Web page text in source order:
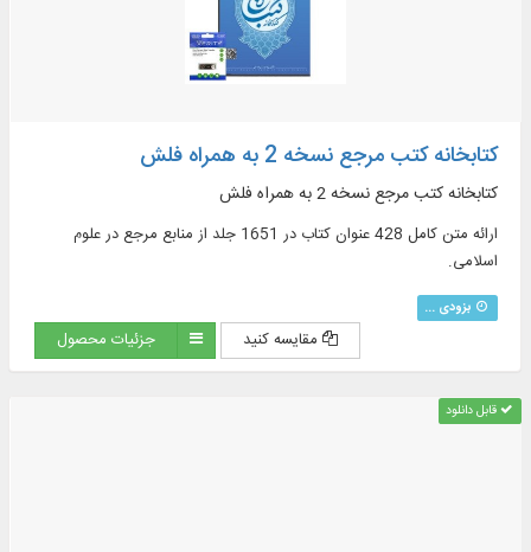
کتابخانه کتب مرجع نسخه 2 به همراه فلش
کتابخانه کتب مرجع نسخه 2 به همراه فلش
ارائه متن کامل 428 عنوان کتاب در 1651 جلد از منابع مرجع در علوم
اسلامی.
بزودی ...
مقایسه کنید جزئیات محصول
قابل دانلود